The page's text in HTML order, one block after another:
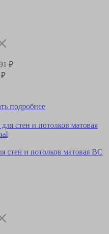
₽
₽
подробнее
стен и потолков матовая BС